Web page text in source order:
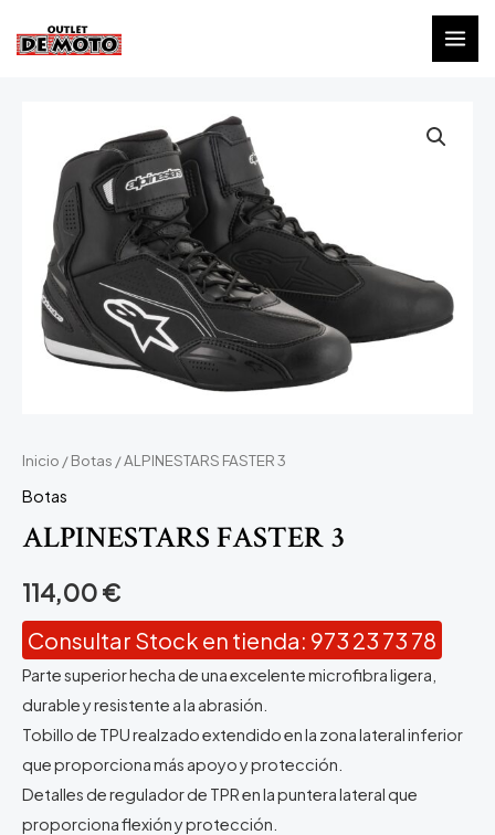
Inicio /Botas / ALPINESTARS FASTER 3
Botas
ALPINESTARS FASTER 3
114,00€
Consultar Stock en tienda: 973 23 73 78
Parte superior hecha de una excelente microfibra ligera,
durable y resistente a la abrasión.
Tobillo de TPU realzado extendido en la zona lateral inferior
que proporciona más apoyo y protección.
Detalles de regulador de TPR en la puntera lateral que
proporciona flexión y protección.